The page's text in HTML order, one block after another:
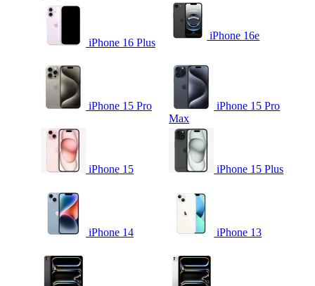
iPhone 16 Plus
iPhone 16e
iPhone 15 Pro
iPhone 15 Pro
Max
iPhone 15 iPhone 15 Plus
iPhone 14 iPhone 13